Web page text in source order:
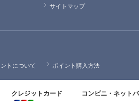
サイトマップ
トについて ポイント購入方法
クレジットカード コンビニ・ネット